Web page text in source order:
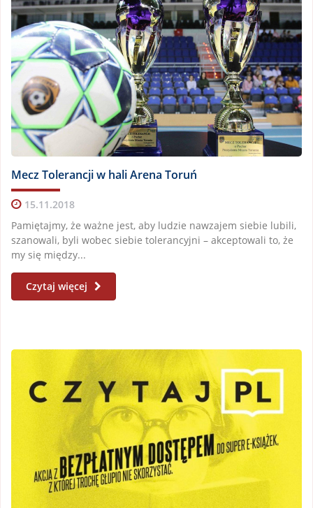
Mecz Tolerancji w hali Arena Toruń
15.11.2018
Pamiętajmy, że ważne jest, aby ludzie nawzajem siebie lubili,
szanowali, byli wobec siebie tolerancyjni – akceptowali to, że
my się między...
Czytaj więcej